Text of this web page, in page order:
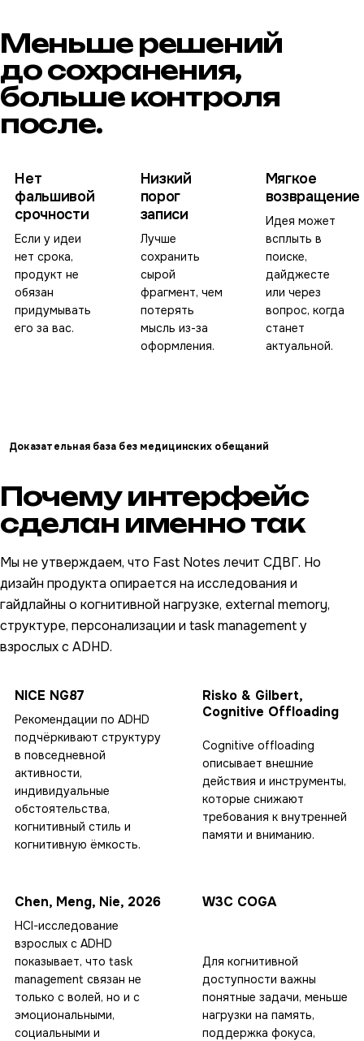
Меньше решений
до сохранения,
больше контроля
после.
Нет
фальшивой
срочности
Если у идеи
нет срока,
продукт не
обязан
придумывать
его за вас.
Низкий
порог
записи
Лучше
сохранить
сырой
фрагмент, чем
потерять
мысль из-за
оформления.
Мягкое
возвращение
Идея может
всплыть в
поиске,
дайджесте
или через
вопрос, когда
станет
актуальной.
Доказательная база без медицинских обещаний
Почему интерфейс
сделан именно так
Мы не утверждаем, что Fast Notes лечит СДВГ. Но
дизайн продукта опирается на исследования и
гайдлайны о когнитивной нагрузке, external memory,
структуре, персонализации и task management у
взрослых с ADHD.
NICE NG87
Рекомендации по ADHD
подчёркивают структуру
в повседневной
активности,
индивидуальные
обстоятельства,
когнитивный стиль и
когнитивную ёмкость.
Risko & Gilbert,
Cognitive Offloading
Cognitive offloading
описывает внешние
действия и инструменты,
которые снижают
требования к внутренней
памяти и вниманию.
Chen, Meng, Nie, 2026
HCI-исследование
взрослых с ADHD
показывает, что task
management связан не
только с волей, но и с
эмоциональными,
социальными и
W3C COGA
Для когнитивной
доступности важны
понятные задачи, меньше
нагрузки на память,
поддержка фокуса,